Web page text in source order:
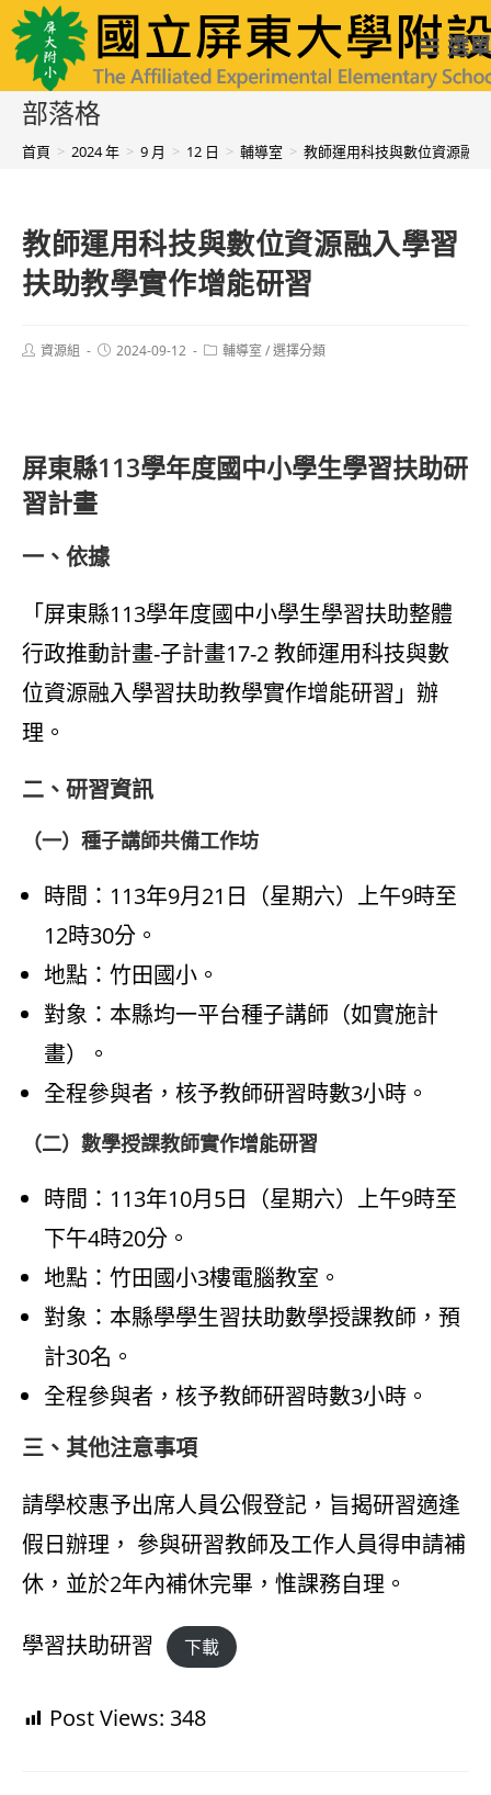
跳
轉
至
國立屏東大學附設實驗國民小學 選單
部落格
首頁 > 2024 年 > 9 月 > 12 日 > 輔導室 > 教師運用科技與數位資源融
教師運用科技與數位資源融入學習
扶助教學實作增能研習
Post資源組
Post2024-09-12
Post輔導室 /選擇分類
屏東縣113學年度國中小學生學習扶助研
習計畫
一、依據
「屏東縣113學年度國中小學生學習扶助整體
行政推動計畫-子計畫17-2 教師運用科技與數
位資源融入學習扶助教學實作增能研習」辦
理。
二、研習資訊
（一）種子講師共備工作坊
時間：113年9月21日（星期六）上午9時至
12時30分。
地點：竹田國小。
對象：本縣均一平台種子講師（如實施計
畫）。
全程參與者，核予教師研習時數3小時。
（二）數學授課教師實作增能研習
時間：113年10月5日（星期六）上午9時至
下午4時20分。
地點：竹田國小3樓電腦教室。
對象：本縣學學生習扶助數學授課教師，預
計30名。
全程參與者，核予教師研習時數3小時。
三、其他注意事項
請學校惠予出席人員公假登記，旨揭研習適逢
假日辦理， 參與研習教師及工作人員得申請補
休，並於2年內補休完畢，惟課務自理。
學習扶助研習 下載
Post Views: 348